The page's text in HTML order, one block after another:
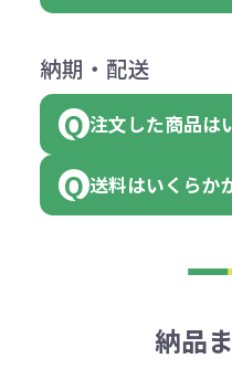
【色指定の
に必要な個
※10個単位
はまらない
アラートに
その際不良
ください。
（商品の状
※不良商品
います。あ
※不良商品
×色数
※例えば2色
れ費用が2倍
す。
相談下さい。
なお、印刷
詳しくはこ
領収書のダウ
詳しくはこ
領収書のダウ
下記口座にお
■三菱UFJ銀
小田井支店
■ゆうちょ
口座名 株式
納期・配送
注文した商品は
既製品の場
ご入金確認
定している
送料はいくらか
き別途申し
納品